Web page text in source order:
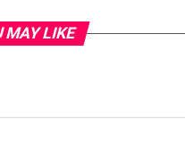
MAY LIKE